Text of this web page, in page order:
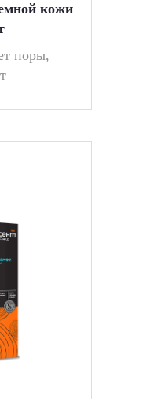
кожи
поры,